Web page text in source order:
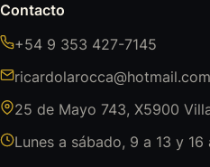
Contacto
+54 9 353 427-7145
ricardolarocca@hotmail.com
25 de Mayo 743, X5900
Lunes a sábado, 9 a 13 y 16